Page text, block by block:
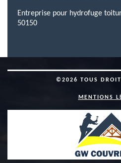
Entreprise pour hydrofuge
50150
©2026 TOUS
MENTIONS